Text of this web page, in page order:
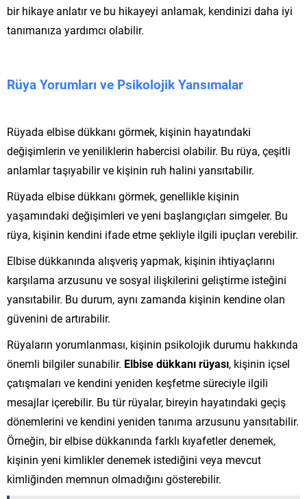
bir hikaye anlatır ve bu hikayeyi anlamak, kendinizi daha iyi
tanımanıza yardımcı olabilir.
Rüya Yorumları ve Psikolojik Yansımalar
Rüyada elbise dükkanı görmek, kişinin hayatındaki
değişimlerin ve yeniliklerin habercisi olabilir. Bu rüya, çeşitli
anlamlar taşıyabilir ve kişinin ruh halini yansıtabilir.
Rüyada elbise dükkanı görmek, genellikle kişinin
yaşamındaki değişimleri ve yeni başlangıçları simgeler. Bu
rüya, kişinin kendini ifade etme şekliyle ilgili ipuçları verebilir.
Elbise dükkanında alışveriş yapmak, kişinin ihtiyaçlarını
karşılama arzusunu ve sosyal ilişkilerini geliştirme isteğini
yansıtabilir. Bu durum, aynı zamanda kişinin kendine olan
güvenini de artırabilir.
Rüyaların yorumlanması, kişinin psikolojik durumu hakkında
önemli bilgiler sunabilir. Elbise dükkanı rüyası, kişinin içsel
çatışmaları ve kendini yeniden keşfetme süreciyle ilgili
mesajlar içerebilir. Bu tür rüyalar, bireyin hayatındaki geçiş
dönemlerini ve kendini yeniden tanıma arzusunu yansıtabilir.
Örneğin, bir elbise dükkanında farklı kıyafetler denemek,
kişinin yeni kimlikler denemek istediğini veya mevcut
kimliğinden memnun olmadığını gösterebilir.